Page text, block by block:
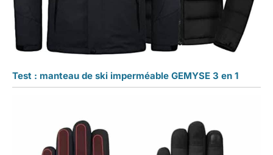
Test : manteau de ski imperméable GEMYSE 3 en 1